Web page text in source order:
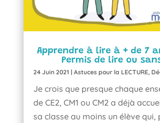
Apprendre à lire à + de 7
Permis de lire ou
24 Juin 2021 | Astuces pour la LECTURE,
Je crois que presque chaque
de CE2, CM1 ou CM2 a déjà
sa classe au moins un élève qui,